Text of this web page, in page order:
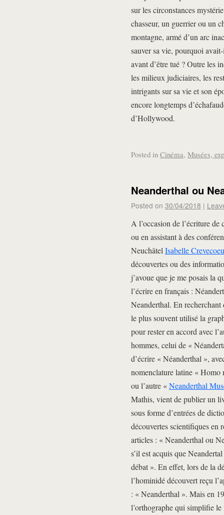
sur les circonstances
chasseur, un guerrier ou un
montagne, armé d’un arc
sauver sa vie, pourquoi
avant d’être tué ? Outre les
les milieux judiciaires, les
intrigants sur sa vie et son
encore longtemps
d’Hollywood.
Posted in Cinéma, Musées,
Neanderthal ou
Posted on 30/04/2018 |
A l’occasion de l’écriture de
ou en assistant à des
Neuchâtel Isabelle
découvertes ou des
j’avoue que je me posais la
l’écrire en français :
Neanderthal. En recherchant
le plus souvent utilisé la
pour rester en accord avec
hommes, celui de «
d’écrire « Néanderthal »,
nomenclature latine « Homo
ou l’autre «Neanderthal
Mathis, vient de publier un
sous forme d’entrées de
découvertes scientifiques en
articles : « Neanderthal ou
s’il est acquis que
débat ». En effet, lors de la
l’hominidé découvert reçu
: « Neanderthal ». Mais en
l’orthographe qui simplifie